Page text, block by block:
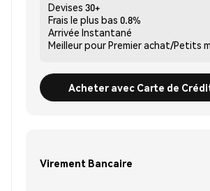
Devises 30+
Frais le plus bas 0.8%
Arrivée Instantané
Meilleur pourPremier achat/Petits
Acheter avec Carte de
Virement Bancaire